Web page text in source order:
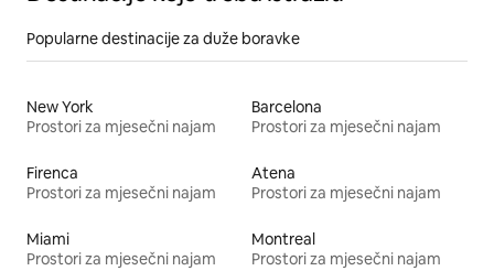
Popularne destinacije za duže boravke
New York
Prostori za mjesečni najam
Barcelona
Prostori za mjesečni najam
Firenca
Prostori za mjesečni najam
Atena
Prostori za mjesečni najam
Miami
Prostori za mjesečni najam
Montreal
Prostori za mjesečni najam